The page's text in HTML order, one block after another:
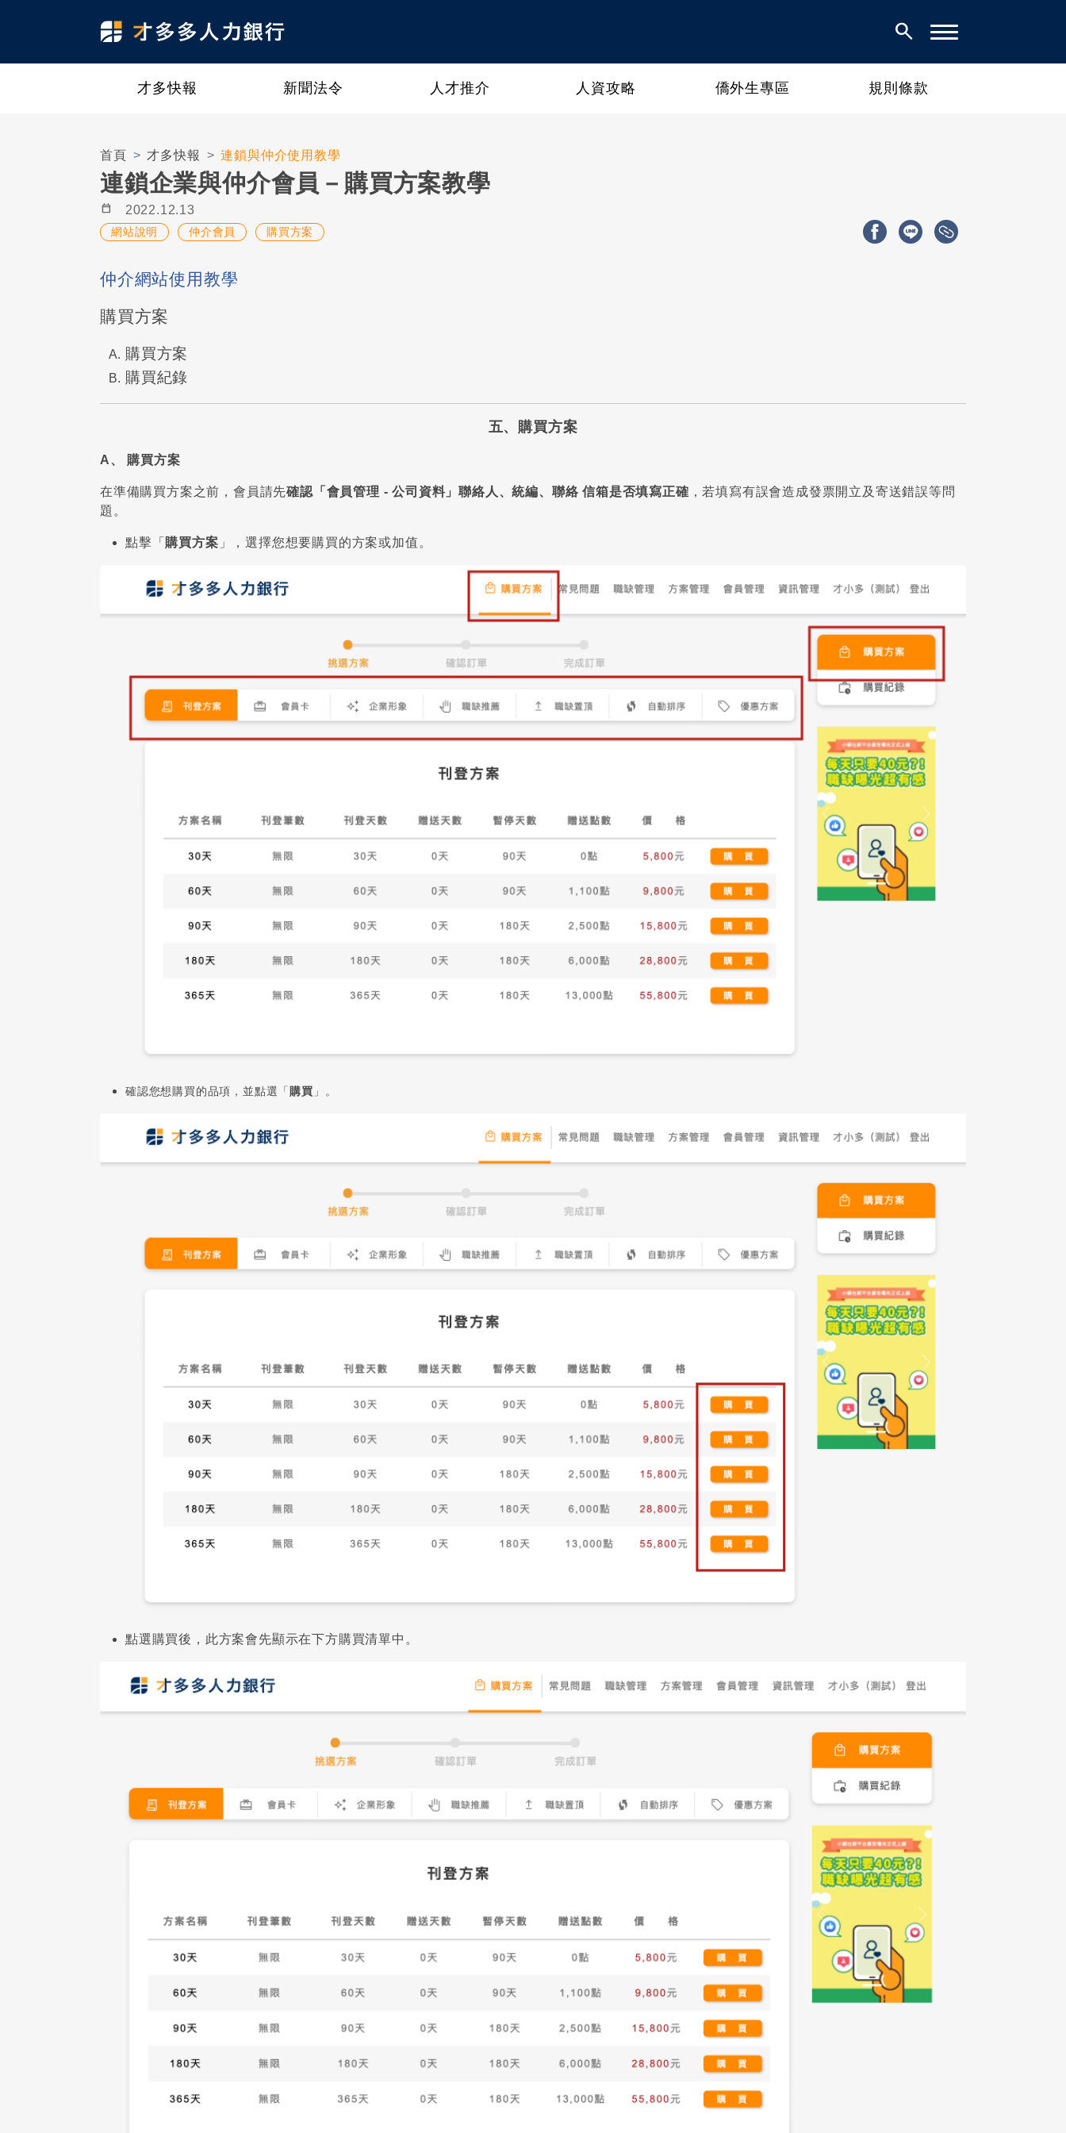
search
才多快報 新聞法令 人才推介 人資攻略 僑外生專區 規則條款
首頁 才多快報 連鎖與仲介使用教學
連鎖企業與仲介會員－購買方案教學
calendar_today 2022.12.13
網站說明 仲介會員 購買方案
仲介網站使用教學
購買方案
購買方案
購買紀錄
五、購買方案
A、 購買方案
在準備購買方案之前，會員請先確認「會員管理 - 公司資料」聯絡人、統編、聯絡 信箱是否填寫正確 ，若填寫有誤會造成發票開立及寄送錯誤等問
題。
點擊「 購買方案 」，選擇您想要購買的方案或加值。
確認您想購買的品項，並點選「 購買 」。
點選購買後，此方案會先顯示在下方購買清單中。